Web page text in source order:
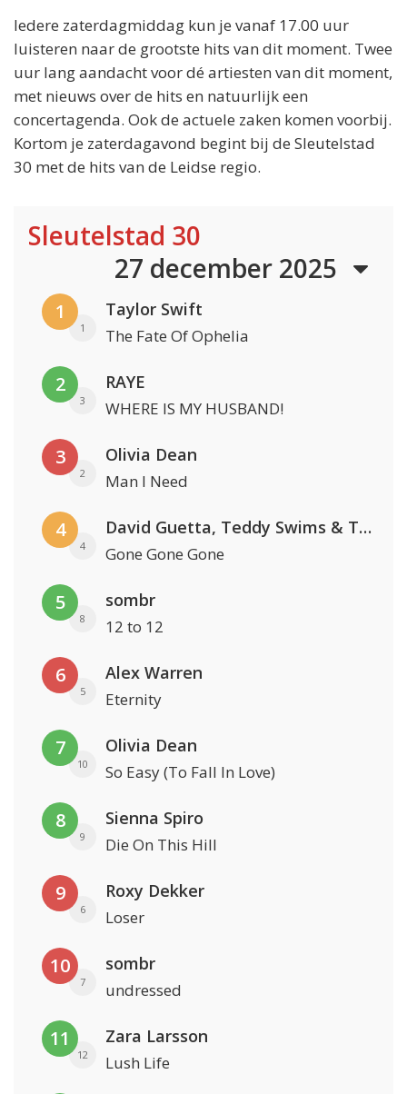
Iedere zaterdagmiddag kun je vanaf 17.00 uur
luisteren naar de grootste hits van dit moment. Twee
uur lang aandacht voor dé artiesten van dit moment,
met nieuws over de hits en natuurlijk een
concertagenda. Ook de actuele zaken komen voorbij.
Kortom je zaterdagavond begint bij de Sleutelstad
30 met de hits van de Leidse regio.
Sleutelstad 30
27 december 2025
1
1
Taylor Swift
The Fate Of Ophelia
2
3
RAYE
WHERE IS MY HUSBAND!
3
2
Olivia Dean
Man I Need
4
4
David Guetta, Teddy Swims & Tones And I
Gone Gone Gone
5
8
sombr
12 to 12
6
5
Alex Warren
Eternity
7
10
Olivia Dean
So Easy (To Fall In Love)
8
9
Sienna Spiro
Die On This Hill
9
6
Roxy Dekker
Loser
10
7
sombr
undressed
11
12
Zara Larsson
Lush Life